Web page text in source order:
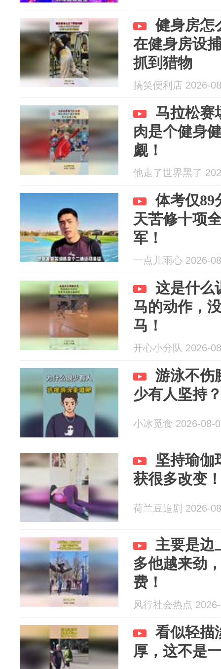
健身房怎
在健身房设
抓到猎物
搞笑便利店 2026-
马拉松赛
肉是个健身
觑！
他走了世界黑了
体考仅89
天苦修十项
军！
一点儿雨心 2026-
这是什么
马的动作，
马！
开心小分队 2026-
游泳不伤
少有人坚持
小冰觅食 2026-08-
坚持瑜伽
获很多改变
荷兰豆追剧 2026-
主要是边
多他越来劲
费！
风行社会热点
看似轻描
厚，这不是